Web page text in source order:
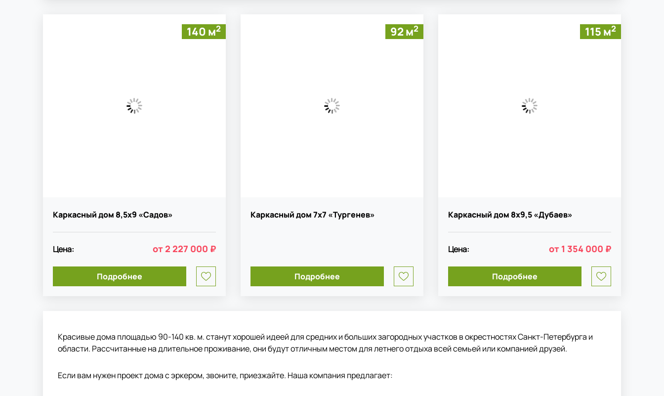
140 м2
Каркасный дом 8,5х9 «Садов»
Цена: от 2 227 000 ₽
Подробнее 1
92 м2
Каркасный дом 7х7 «Тургенев»
Подробнее 1
115 м2
Каркасный дом 8х9,5 «Дубаев»
Цена: от 1 354 000 ₽
Подробнее 1
Красивые дома площадью 90-140 кв. м. станут хорошей идеей для средних и больших загородных участков в окрестностях Санкт-Петербурга и
области. Рассчитанные на длительное проживание, они будут отличным местом для летнего отдыха всей семьей или компанией друзей.
Если вам нужен проект дома с эркером, звоните, приезжайте. Наша компания предлагает: